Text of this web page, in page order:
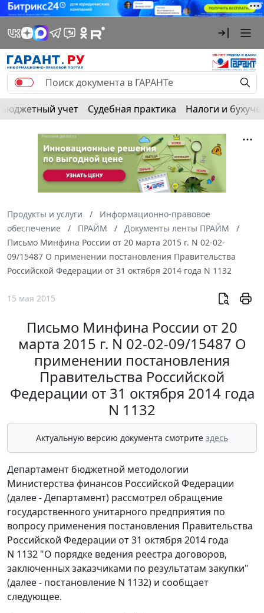
Бюджетный учет Судебная практика Налоги и
Продукты и услуги
Информационно-правовое
обеспечение
ПРАЙМ
Документы ленты ПРАЙМ
Письмо Минфина России от 20 марта 2015 г. N 02-02-
09/15487 О применении постановления Правительства
Российской Федерации от 31 октября 2014 года N 1132
15 мая 2015
Письмо Минфина России от 20
марта 2015 г. N 02-02-09/15487 О
применении постановления
Правительства Российской
Федерации от 31 октября 2014 года
N 1132
Актуальную версию документа смотрите здесь
Департамент бюджетной методологии
Министерства финансов Российской Федерации
(далее - Департамент) рассмотрел обращение
государственного унитарного предприятия по
вопросу применения постановления Правительства
Российской Федерации от 31 октября 2014 года
N 1132 "О порядке ведения реестра договоров,
заключенных заказчиками по результатам закупки"
(далее - постановление N 1132) и сообщает
следующее.